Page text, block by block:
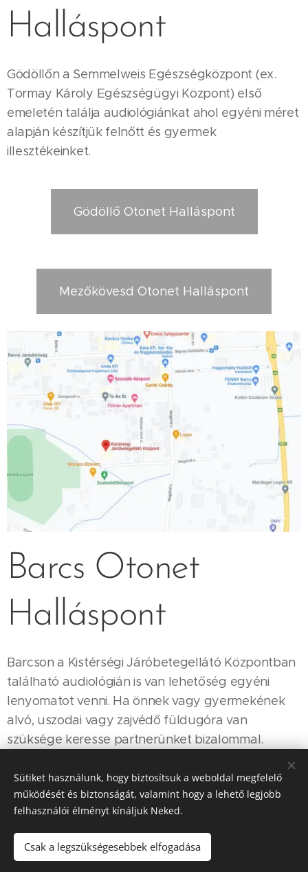
Halláspont
Gödöllőn a Semmelweis Egészségközpont (ex.
Tormay Károly Egészségügyi Központ) első
emeletén találja audiológiánkat ahol egyéni méret
alapján készítjük felnőtt és gyermek
illesztékeinket.
Gödöllő Otonet Halláspont
Mezőkövesd Otonet Halláspont
Barcs Otonet
Halláspont
Barcson a Kistérségi Járóbetegellátó Központban
található audiológián is van lehetőség egyéni
lenyomatot venni. Ha önnek vagy gyermekének
alvó, uszodai vagy zajvédő füldugóra van
szüksége keresse partnerünket bizalommal.
Barcs Otonet Halláspont
Sütiket használunk, hogy biztosítsuk a weboldal megfelelő
működését és biztonságát, valamint hogy a lehető legjobb
felhasználói élményt kínáljuk Neked.
Csak a legszükségesebbek elfogadása